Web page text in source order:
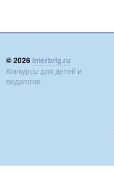
© 2026 interbrig.ru
Конкурсы для детей и
педагогов